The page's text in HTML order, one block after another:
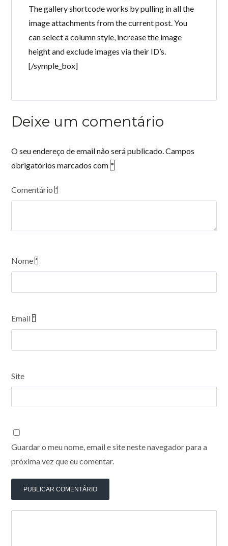
Log in
Don't have an account?
The gallery shortcode works by pulling in all the
image attachments from the current post. You
can select a column style, increase the image
height and exclude images via their ID’s.
[/symple_box]
Deixe um comentário
O seu endereço de email não será publicado. Campos
obrigatórios marcados com *
Comentário *
Nome *
Email *
Site
Guardar o meu nome, email e site neste navegador para a
próxima vez que eu comentar.